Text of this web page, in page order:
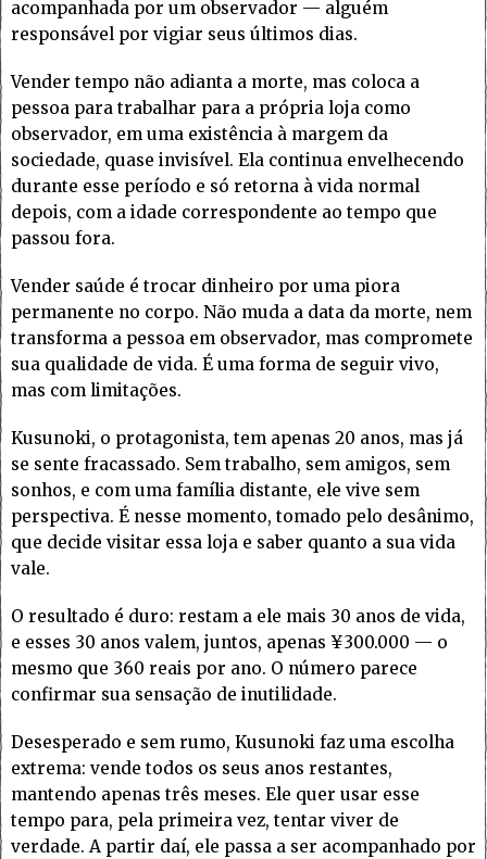
acompanhada por um observador — alguém
responsável por vigiar seus últimos dias.
Vender tempo não adianta a morte, mas coloca a
pessoa para trabalhar para a própria loja como
observador, em uma existência à margem da
sociedade, quase invisível. Ela continua envelhecendo
durante esse período e só retorna à vida normal
depois, com a idade correspondente ao tempo que
passou fora.
Vender saúde é trocar dinheiro por uma piora
permanente no corpo. Não muda a data da morte, nem
transforma a pessoa em observador, mas compromete
sua qualidade de vida. É uma forma de seguir vivo,
mas com limitações.
Kusunoki, o protagonista, tem apenas 20 anos, mas já
se sente fracassado. Sem trabalho, sem amigos, sem
sonhos, e com uma família distante, ele vive sem
perspectiva. É nesse momento, tomado pelo desânimo,
que decide visitar essa loja e saber quanto a sua vida
vale.
O resultado é duro: restam a ele mais 30 anos de vida,
e esses 30 anos valem, juntos, apenas ¥300.000 — o
mesmo que 360 reais por ano. O número parece
confirmar sua sensação de inutilidade.
Desesperado e sem rumo, Kusunoki faz uma escolha
extrema: vende todos os seus anos restantes,
mantendo apenas três meses. Ele quer usar esse
tempo para, pela primeira vez, tentar viver de
verdade. A partir daí, ele passa a ser acompanhado por